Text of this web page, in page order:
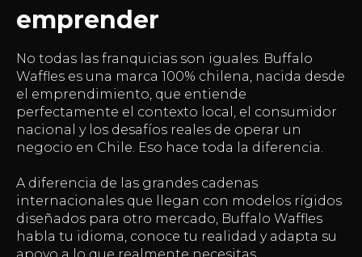
emprender
No todas las franquicias son iguales. Buffalo
Waffles es una marca 100% chilena, nacida desde
el emprendimiento, que entiende
perfectamente el contexto local, el consumidor
nacional y los desafíos reales de operar un
negocio en Chile. Eso hace toda la diferencia.
A diferencia de las grandes cadenas
internacionales que llegan con modelos rígidos
diseñados para otro mercado, Buffalo Waffles
habla tu idioma, conoce tu realidad y adapta su